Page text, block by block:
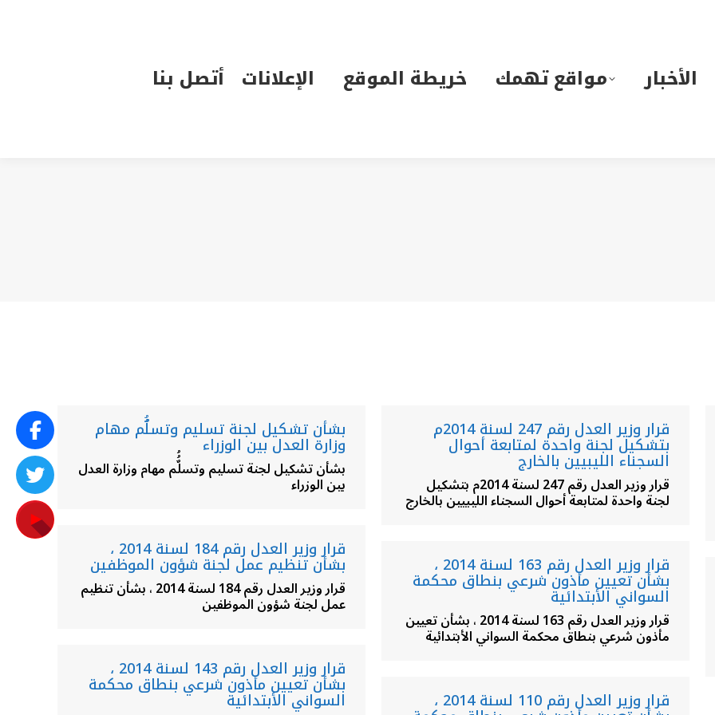
الأخبار مواقع تهمك خريطة الموقع الإعلانات أتصل بنا
بشأن تشكيل لجنة تسليم وتسلٌُُم مهام
وزارة العدل بين الوزراء
بشأن تشكيل لجنة تسليم وتسلٌُُم مهام وزارة العدل
بين الوزراء
قرار وزير العدل رقم 247 لسنة 2014م
بتشكيل لجنة واحدة لمتابعة أحوال
السجناء الليبيين بالخارج
قرار وزير العدل رقم 247 لسنة 2014م بتشكيل
لجنة واحدة لمتابعة أحوال السجناء الليبيين بالخارج
قرار وزير العدل رقم 184 لسنة 2014 ،
بشأن تنظيم عمل لجنة شؤون الموظفين
قرار وزير العدل رقم 184 لسنة 2014 ، بشأن تنظيم
عمل لجنة شؤون الموظفين
قرار وزير العدل رقم 163 لسنة 2014 ،
بشأن تعيين مأذون شرعي بنطاق محكمة
السواني الأبتدائية
قرار وزير العدل رقم 163 لسنة 2014 ، بشأن تعيين
مأذون شرعي بنطاق محكمة السواني الأبتدائية
قرار وزير العدل رقم 143 لسنة 2014 ،
بشأن تعيين مأذون شرعي بنطاق محكمة
السواني الأبتدائية
قرار وزير العدل رقم 110 لسنة 2014 ،